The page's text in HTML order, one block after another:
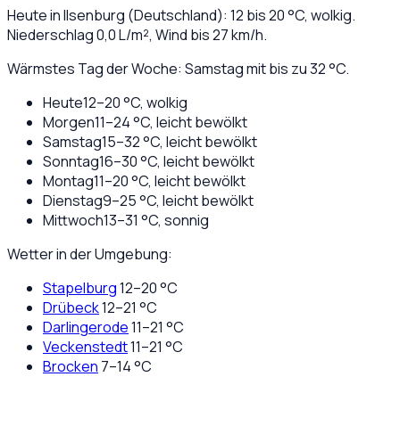
Heute inIlsenburg (Deutschland): 12 bis20°C, wolkig.
Niederschlag0,0L/m², Wind bis27km/h.
Wärmstes Tag der Woche: Samstag mit bis zu 32 °C.
Heute12–20°C, wolkig
Morgen11–24°C, leicht bewölkt
Samstag15–32°C, leicht bewölkt
Sonntag16–30°C, leicht bewölkt
Montag11–20°C, leicht bewölkt
Dienstag9–25°C, leicht bewölkt
Mittwoch13–31 °C, sonnig
Wetter in der Umgebung:
Stapelburg12–20°C
Drübeck12–21 °C
Darlingerode11–21 °C
Veckenstedt11–21 °C
Brocken 7–14°C